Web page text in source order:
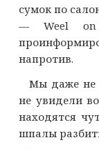
сумок по
— Weel on
напротив.
Мы даже не
не увидели
находятся
шпалы